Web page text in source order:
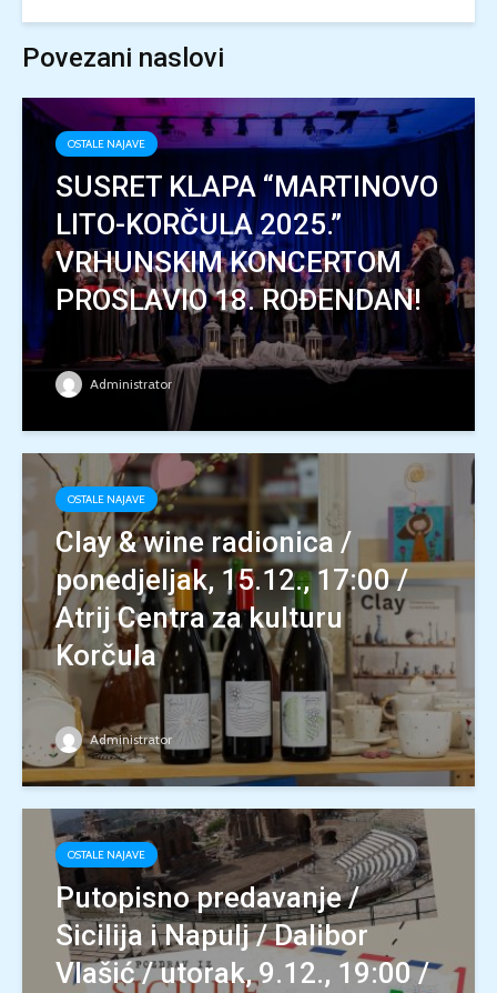
Povezani naslovi
OSTALE NAJAVE
SUSRET KLAPA “MARTINOVO
LITO-KORČULA 2025.”
VRHUNSKIM KONCERTOM
PROSLAVIO 18. ROĐENDAN!
Administrator
OSTALE NAJAVE
Clay & wine radionica /
ponedjeljak, 15.12., 17:00 /
Atrij Centra za kulturu
Korčula
Administrator
OSTALE NAJAVE
Putopisno predavanje /
Sicilija i Napulj / Dalibor
Vlašić / utorak, 9.12., 19:00 /